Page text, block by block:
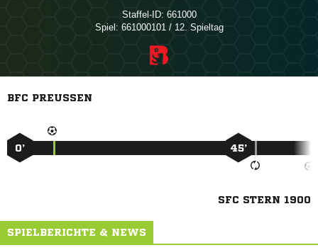
Staffel-ID: 661000
Spiel: 661000101 / 12. Spieltag
BFC PREUSSEN
0’ 45’
SFC STERN 1900
SPIELBERICHTE & NEWS